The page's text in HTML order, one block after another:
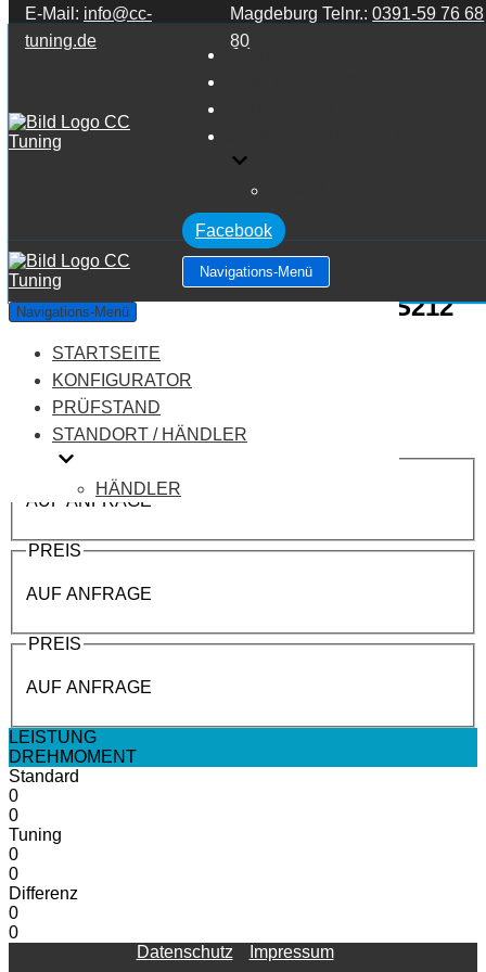
Zum Inhalt springen
E-Mail: info@cc-
tuning.de
Magdeburg Telnr.:0391-59 76 68
80
STARTSEITE
Facebook
Navigations-Menü
Navigations-Menü
STARTSEITE
KONFIGURATOR
PRÜFSTAND
STANDORT / HÄNDLER
HÄNDLER
Mercedes Benz E Klasse W212/S212
E Klasse E63 AMG 6.3 V8
Leistung:525 PS
Drehmoment:630 NM
Motortyp:Benziner
PREIS
AUF ANFRAGE
PREIS
AUF ANFRAGE
PREIS
AUF ANFRAGE
LEISTUNG
DREHMOMENT
Standard
0
0
Tuning
0
0
Differenz
0
0
Datenschutz
Impressum